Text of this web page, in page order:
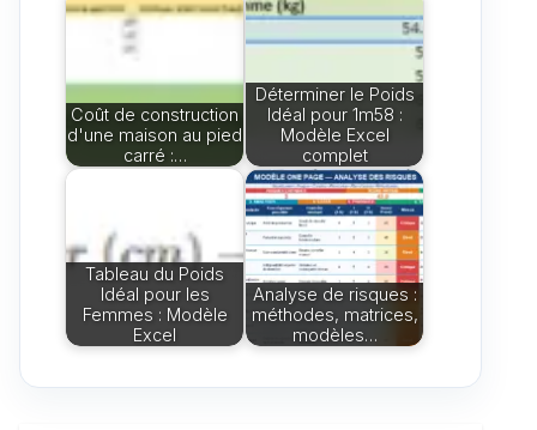
Coût de construction
d'une maison au pied
carré :…
Déterminer le Poids
Idéal pour 1m58 :
Modèle Excel
complet
Tableau du Poids
Idéal pour les
Femmes : Modèle
Excel
Analyse de risques :
méthodes, matrices,
modèles…